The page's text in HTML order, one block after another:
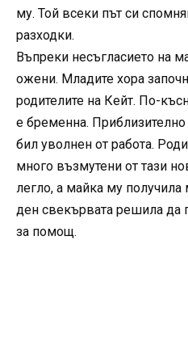
му. Той всеки път си
разходки.
Въпреки несъгласието на
ожени. Младите хора
родителите на Кейт. По-
е бременна.
бил уволнен от работа.
много възмутени от тази
легло, а майка му получила
ден свекървата решила да
за помощ.